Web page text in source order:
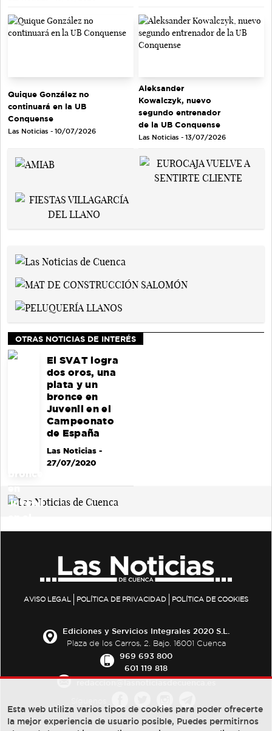
Quique González no
continuará en la UB
Conquense
Las Noticias - 10/07/2026
Aleksander
Kowalczyk, nuevo
segundo entrenador
de la UB Conquense
Las Noticias - 13/07/2026
OTRAS NOTICIAS DE INTERÉS
El SVAT logra
dos oros, una
plata y un
bronce en
Juvenil en el
Campeonato
de España
Las Noticias-
27/07/2020
AVISO LEGAL POLÍTICA DE PRIVACIDAD POLÍTICA DE COOKIES
Ediciones y Servicios Integrales 2020 S.L.
Plaza de los Carros, 2. Bajo. 16001 Cuenca
969 693 800
601 119 818
Esta web utiliza varios tipos de cookies para poder ofrecerte
la mejor experiencia de usuario posible, Puedes permitirnos